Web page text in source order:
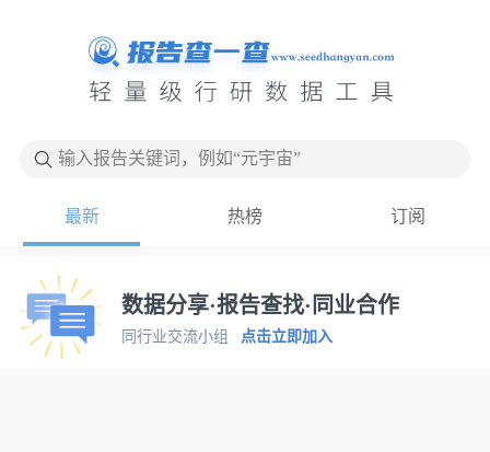
输入报告关键词，例如“元宇宙”
最新 热榜 订阅
数据分享·报告查找·同业合作
同行业交流小组 点击立即加入